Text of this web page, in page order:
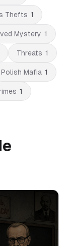
Thefts 1
Mystery 1
Threats 1
Polish Mafia 1
1